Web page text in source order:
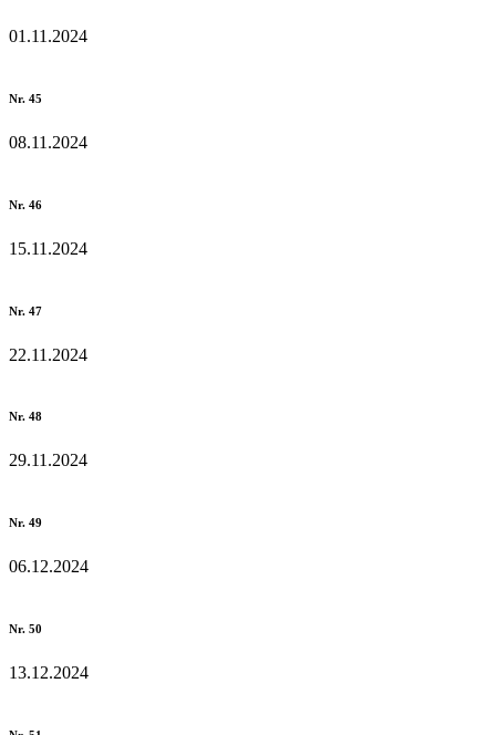
01.11.2024
Nr. 45
08.11.2024
Nr. 46
15.11.2024
Nr. 47
22.11.2024
Nr. 48
29.11.2024
Nr. 49
06.12.2024
Nr. 50
13.12.2024